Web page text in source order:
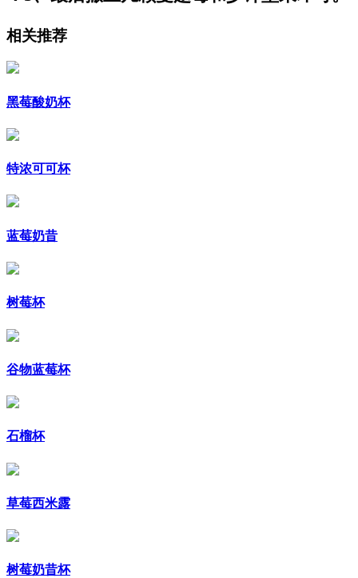
相关推荐
黑莓酸奶杯
特浓可可杯
蓝莓奶昔
树莓杯
谷物蓝莓杯
石榴杯
草莓西米露
树莓奶昔杯